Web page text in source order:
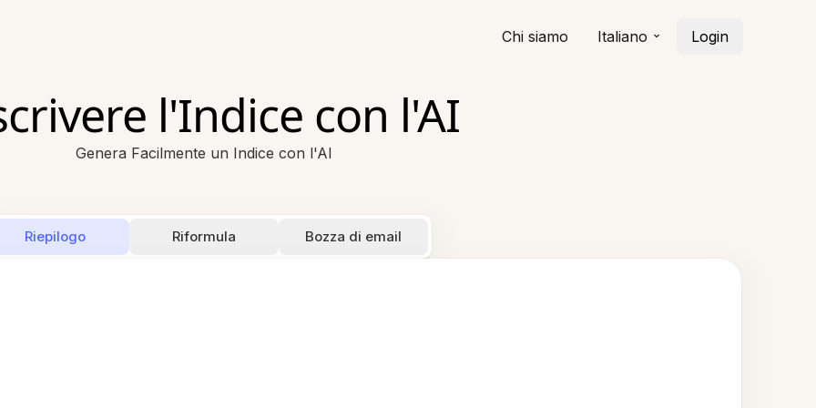
Chi siamo Italiano Login
l'Indice con l'AI
Genera Facilmente un Indice con l'AI
Riepilogo Riformula Bozza di email